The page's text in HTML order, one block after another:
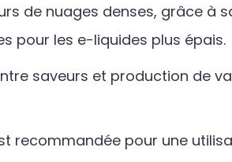
de nuages denses, grâce à
pour les e-liquides plus épais.
saveurs et production de
recommandée pour une